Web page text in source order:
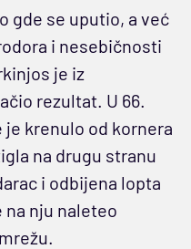
gde se uputio, a već
i nesebičnosti
je iz
rezultat. U 66.
je krenulo od kornera
na drugu stranu
i odbijena lopta
na nju naleteo